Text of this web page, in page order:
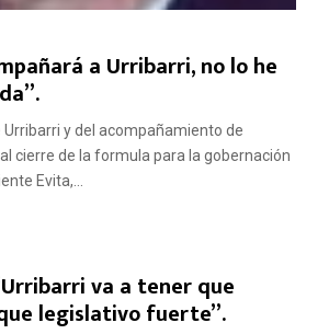
a Urribarri, no lo he
Urribarri y del acompañamiento de
cierre de la formula para la gobernación
Evita,...
va a tener que
legislativo fuerte”.